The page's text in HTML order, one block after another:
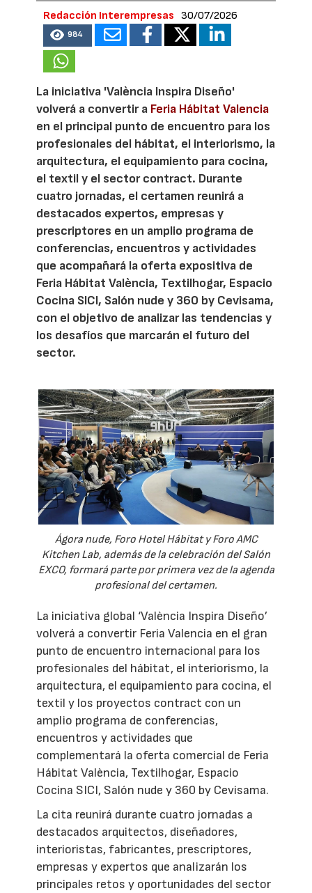
Redacción Interempresas 30/07/2026
984
La iniciativa 'València Inspira Diseño'
volverá a convertir a Feria Hábitat Valencia
en el principal punto de encuentro para los
profesionales del hábitat, el interiorismo, la
arquitectura, el equipamiento para cocina,
el textil y el sector contract. Durante
cuatro jornadas, el certamen reunirá a
destacados expertos, empresas y
prescriptores en un amplio programa de
conferencias, encuentros y actividades
que acompañará la oferta expositiva de
Feria Hábitat València, Textilhogar, Espacio
Cocina SICI, Salón nude y 360 by Cevisama,
con el objetivo de analizar las tendencias y
los desafíos que marcarán el futuro del
sector.
Ágora nude, Foro Hotel Hábitat y Foro AMC
Kitchen Lab, además de la celebración del Salón
EXCO, formará parte por primera vez de la agenda
profesional del certamen.
La iniciativa global ‘València Inspira Diseño’
volverá a convertir Feria Valencia en el gran
punto de encuentro internacional para los
profesionales del hábitat, el interiorismo, la
arquitectura, el equipamiento para cocina, el
textil y los proyectos contract con un
amplio programa de conferencias,
encuentros y actividades que
complementará la oferta comercial de Feria
Hábitat València, Textilhogar, Espacio
Cocina SICI, Salón nude y 360 by Cevisama.
La cita reunirá durante cuatro jornadas a
destacados arquitectos, diseñadores,
interioristas, fabricantes, prescriptores,
empresas y expertos que analizarán los
principales retos y oportunidades del sector